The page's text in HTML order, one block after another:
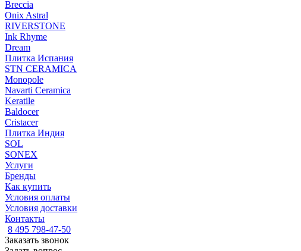
Breccia
Onix Astral
RIVERSTONE
Ink Rhyme
Dream
Плитка Испания
STN CERAMICA
Monopole
Navarti Ceramica
Keratile
Baldocer
Cristacer
Плитка Индия
SOL
SONEX
Услуги
Бренды
Как купить
Условия оплаты
Условия доставки
Контакты
8 495 798-47-50
Заказать звонок